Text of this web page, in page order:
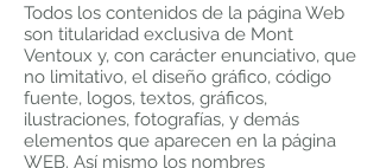
Todos los contenidos de la página Web
son titularidad exclusiva de Mont
Ventoux y, con carácter enunciativo, que
no limitativo, el diseño gráfico, código
fuente, logos, textos, gráficos,
ilustraciones, fotografías, y demás
elementos que aparecen en la página
WEB. Así mismo los nombres